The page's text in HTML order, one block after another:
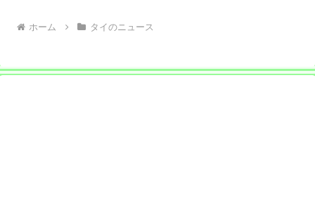
ホーム タイのニュース